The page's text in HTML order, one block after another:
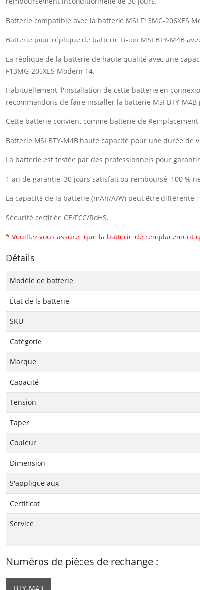
Batterie compatible avec la batterie MSI F13MG-206XES
Batterie pour réplique de batterie Li-ion MSI BTY-M4B
La réplique de la batterie de haute qualité avec une
F13MG-206XES Modern 14.
Habituellement, l'installation de cette batterie en
recommandons de faire installer la batterie MSI BTY-M4B
Cette batterie convient comme batterie de Remplacement
Batterie MSI BTY-M4B haute capacité pour une durée de
La batterie est testée par des professionnels pour
1 an de garantie, 30 jours satisfait ou remboursé, 100 %
La capacité de la batterie (mAh/A/W) peut être différente
Sécurité certifiée CE/FCC/RoHS.
* Veuillez vous assurer que la batterie de remplacement
Détails
Modèle de batterie
État de la batterie
SKU
Catégorie
Marque
Capacité
Tension
Taper
Couleur
Dimension
S'applique aux
Certificat
Service
Numéros de pièces de rechange :
BTY-M4B